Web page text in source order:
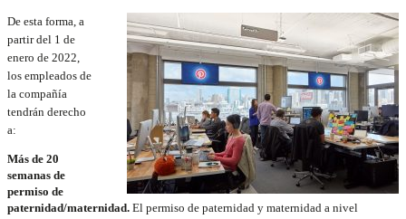
De esta forma, a
partir del 1 de
enero de 2022,
los empleados de
la compañía
tendrán derecho
a:
Más de 20
semanas de
permiso de
paternidad/maternidad. El permiso de paternidad y maternidad a nivel